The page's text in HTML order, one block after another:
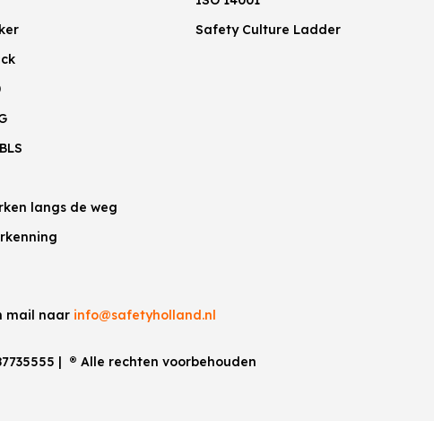
langs de weg
Safety Culture Ladder
mail naar info@safetyholland.nl
| ®Alle rechten voorbehouden